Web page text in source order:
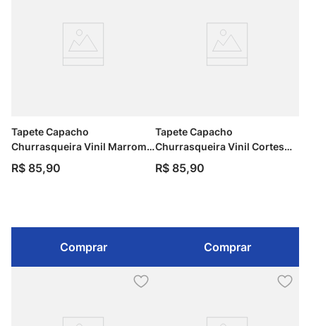
Tapete Capacho
Churrasqueira Vinil Marrom
40cm x 75cm Kapazi
R$ 85,90
Comprar
Tapete Capacho
Churrasqueira Vinil Cortes
40cm x 75cm Kapazi
R$ 85,90
Comprar